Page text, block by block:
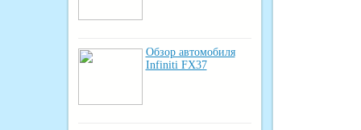
Обзор автомобиля
Infiniti FX37